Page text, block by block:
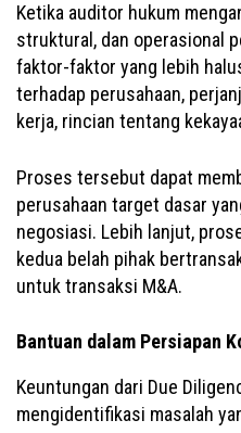
Ketika auditor hukum
struktural, dan operasional
faktor-faktor yang lebih
terhadap perusahaan,
kerja, rincian tentang
Proses tersebut dapat
perusahaan target dasar
negosiasi. Lebih lanjut,
kedua belah pihak
untuk transaksi M&A.
Bantuan dalam Persiapan
Keuntungan dari Due
mengidentifikasi masalah